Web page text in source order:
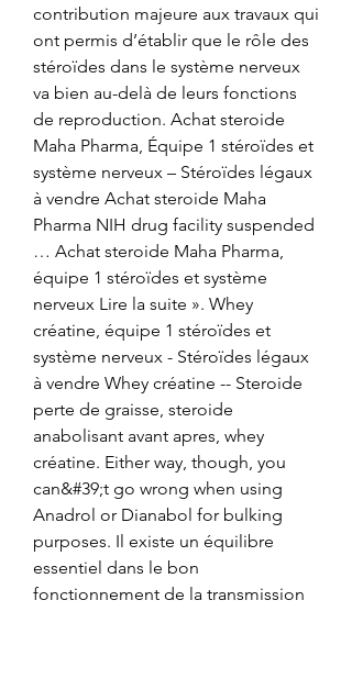
contribution majeure aux travaux qui
ont permis d’établir que le rôle des
stéroïdes dans le système nerveux
va bien au-delà de leurs fonctions
de reproduction. Achat steroide
Maha Pharma, Équipe 1 stéroïdes et
système nerveux – Stéroïdes légaux
à vendre Achat steroide Maha
Pharma NIH drug facility suspended
… Achat steroide Maha Pharma,
équipe 1 stéroïdes et système
nerveux Lire la suite ». Whey
créatine, équipe 1 stéroïdes et
système nerveux - Stéroïdes légaux
à vendre Whey créatine -- Steroide
perte de graisse, steroide
anabolisant avant apres, whey
créatine. Either way, though, you
can&#39;t go wrong when using
Anadrol or Dianabol for bulking
purposes. Il existe un équilibre
essentiel dans le bon
fonctionnement de la transmission